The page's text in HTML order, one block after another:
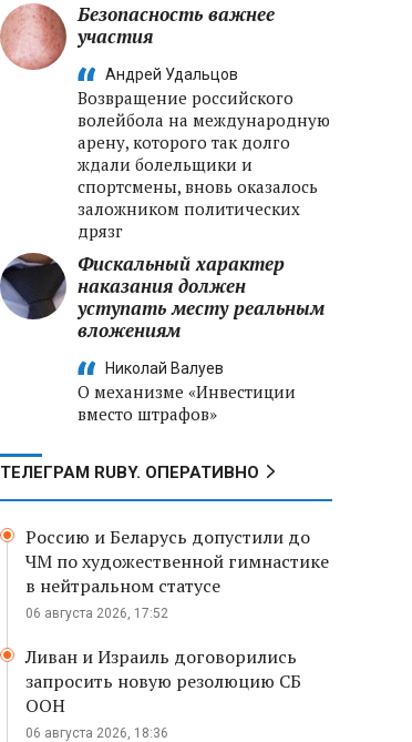
Безопасность важнее
участия
Андрей Удальцов
Возвращение российского
волейбола на международную
арену, которого так долго
ждали болельщики и
спортсмены, вновь оказалось
заложником политических
дрязг
Фискальный характер
наказания должен
уступать месту реальным
вложениям
Николай Валуев
О механизме «Инвестиции
вместо штрафов»
ТЕЛЕГРАМ RUBY. ОПЕРАТИВНО
Россию и Беларусь допустили до
ЧМ по художественной гимнастике
в нейтральном статусе
06 августа 2026, 17:52
Ливан и Израиль договорились
запросить новую резолюцию СБ
ООН
06 августа 2026, 18:36